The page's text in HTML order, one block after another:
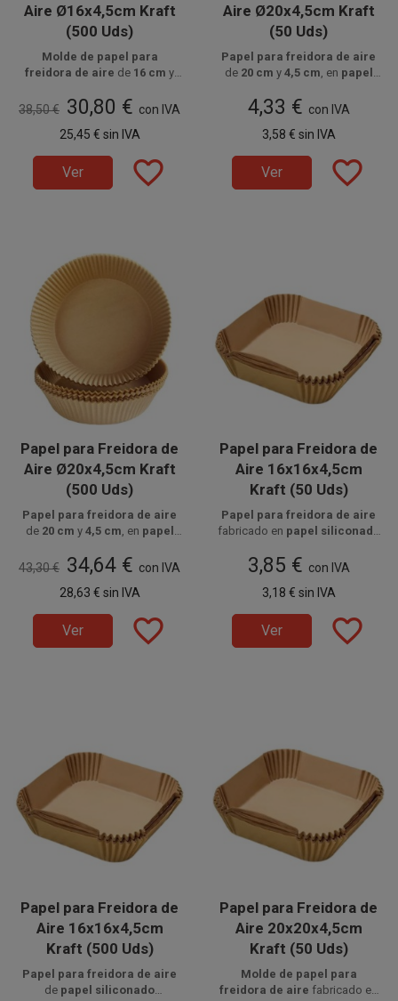
Aire Ø16x4,5cm Kraft
(500 Uds)
Molde de papel para
freidora de aire de 16 cm y
alimentario kraft , resistente
, ideal para cocinar
sin que los alimentos se
de 500 unidades, distribuidas
en 10 paquetes de 50 unidades.
38,50 € 30,80 € con IVA
25,45 € sin IVA
Ver favorite_border
Aire Ø20x4,5cm Kraft
(50 Uds)
Papel para freidora de aire
de 20 cm y 4,5 cm , en papel
apto hasta220ºC , ideal para
AirFryers de
cocinar sin ensuciar.
paquetes de 50 unidades.
4,33 € con IVA
3,58 € sin IVA
Ver favorite_border
Papel para Freidora de
Aire Ø20x4,5cm Kraft
(500 Uds)
Papel para freidora de aire
de 20 cm y 4,5 cm, en papel
apto hasta220ºC
, ideal para
cocinar carnes, pescados y
fritos sin ensuciar.
de 500 unidades, distribuidas
en 10 paquetes de 50 unidades.
43,30 € 34,64 € con IVA
28,63 € sin IVA
Ver favorite_border
Papel para Freidora de
Aire 16x16x4,5cm
Kraft (50 Uds)
Papel para freidora de aire
fabricado en papel siliconado
airfryers cuadradas de3,5 a 4,5
litros
alimentos sin que se peguen y
facilitar la limpieza, con formato
16 cm de base
4,5 cm de
altura
paquetes de 50 unidades.
3,85 € con IVA
3,18 € sin IVA
Ver favorite_border
Papel para Freidora de
Aire 16x16x4,5cm
Kraft (500 Uds)
Papel para freidora de aire
de papel siliconado
Papel para Freidora de
Aire 20x20x4,5cm
Kraft (50 Uds)
Molde de papel para
freidora de aire fabricado en